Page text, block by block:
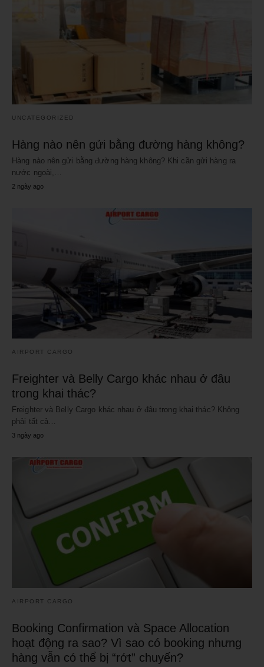
UNCATEGORIZED
Hàng nào nên gửi bằng đường hàng không?
Hàng nào nên gửi bằng đường hàng không? Khi cần gửi hàng ra
nước ngoài,…
2 ngày ago
AIRPORT CARGO
Freighter và Belly Cargo khác nhau ở đâu
trong khai thác?
Freighter và Belly Cargo khác nhau ở đâu trong khai thác? Không
phải tất cả…
3 ngày ago
AIRPORT CARGO
Booking Confirmation và Space Allocation
hoạt động ra sao? Vì sao có booking nhưng
hàng vẫn có thể bị “rớt” chuyến?